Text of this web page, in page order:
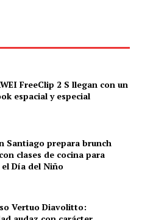
FreeClip 2 S llegan con un
espacial y especial
Santiago prepara brunch
clases de cocina para
Día del Niño
Vertuo Diavolitto: